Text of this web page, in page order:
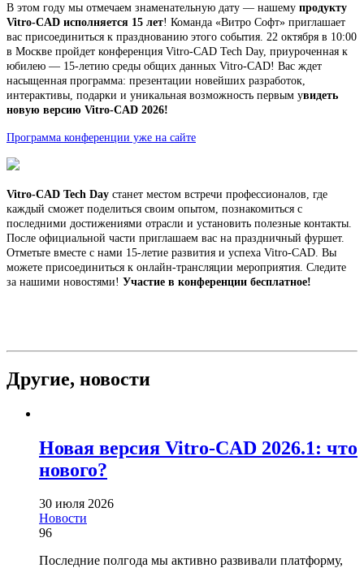
В этом году мы отмечаем знаменательную дату — нашему продукту
Vitro-CAD исполняется 15 лет! Команда «Витро Софт» приглашает
вас присоединиться к празднованию этого события. 22 октября в 10:00
в Москве пройдет конференция Vitro-CAD Tech Day, приуроченная к
юбилею — 15-летию среды общих данных Vitro-CAD! Вас ждет
насыщенная программа: презентации новейших разработок,
интерактивы, подарки и уникальная возможность первым увидеть
новую версию Vitro-CAD 2026!
Программа конференции уже на сайте
Vitro-CAD Tech Day станет местом встречи профессионалов, где
каждый сможет поделиться своим опытом, познакомиться с
последними достижениями отрасли и установить полезные контакты.
После официальной части приглашаем вас на праздничный фуршет.
Отметьте вместе с нами 15-летие развития и успеха Vitro-CAD. Вы
можете присоединиться к онлайн-трансляции мероприятия. Следите
за нашими новостями! Участие в конференции бесплатное!
Другие, новости
Новая версия Vitro-CAD 2026.1: что
нового?
30 июля 2026
Новости
96
Последние полгода мы активно развивали платформу,